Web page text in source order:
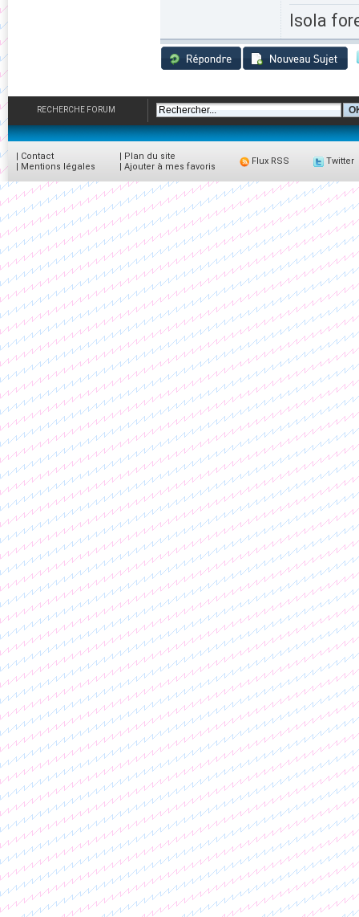
Isola
RECHERCHE FORUM
| Contact
| Mentions légales
| Plan du site
| Ajouter à mes favoris
Flux RSS Twitter